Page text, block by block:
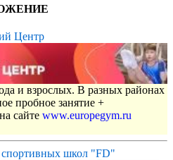
Центр
и взрослых. В разных районах
пробное занятие +
сайте www.europegym.ru
спортивных школ "FD"